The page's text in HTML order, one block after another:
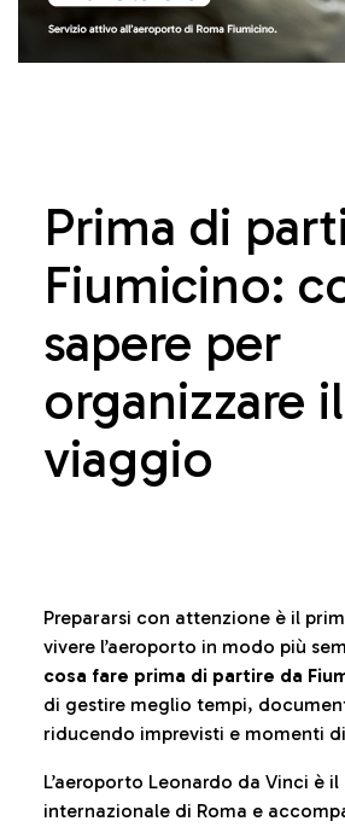
Prima di
Fiumicino:
sapere per
organizzare il
viaggio
Prepararsi con attenzione è il
vivere l’aeroporto in modo più
cosa fare prima di partire da
di gestire meglio tempi,
riducendo imprevisti e momenti
L’aeroporto Leonardo da Vinci è
internazionale di Roma e